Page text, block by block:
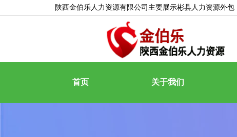
陕西金伯乐人力资源有限公司主要展示彬县人力资源外包
首页 关于我们